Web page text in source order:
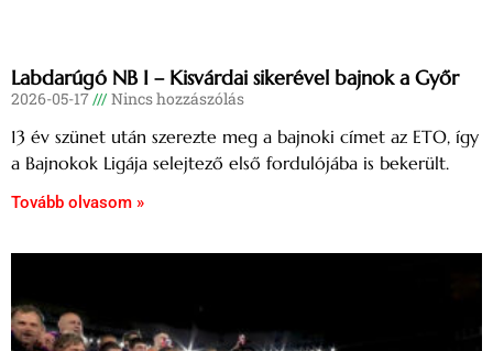
Labdarúgó NB I – Kisvárdai sikerével bajnok a Győr
2026-05-17 Nincs hozzászólás
13 év szünet után szerezte meg a bajnoki címet az ETO, így
a Bajnokok Ligája selejtező első fordulójába is bekerült.
Tovább olvasom »